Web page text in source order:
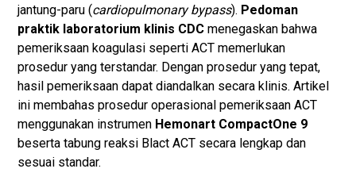
jantung-paru (cardiopulmonary bypass). Pedoman
praktik laboratorium klinis CDC menegaskan bahwa
pemeriksaan koagulasi seperti ACT memerlukan
prosedur yang terstandar. Dengan prosedur yang tepat,
hasil pemeriksaan dapat diandalkan secara klinis. Artikel
ini membahas prosedur operasional pemeriksaan ACT
menggunakan instrumen Hemonart CompactOne 9
beserta tabung reaksi Blact ACT secara lengkap dan
sesuai standar.